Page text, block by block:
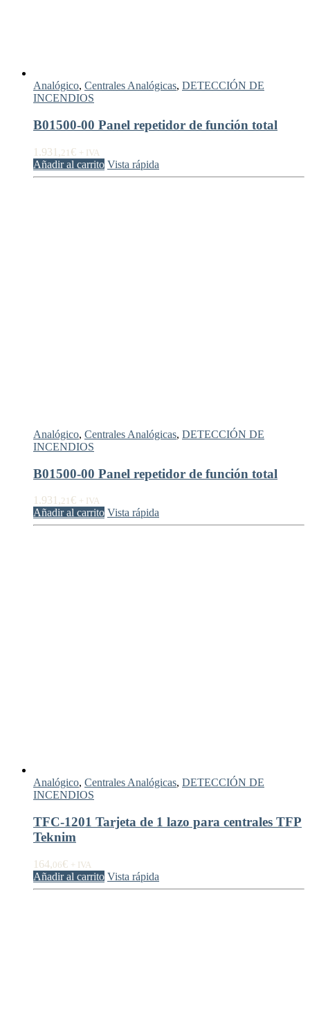
Analógico, Centrales Analógicas, DETECCIÓN DE
INCENDIOS
B01500-00 Panel repetidor de función total
1.931,21 € + IVA
Añadir al carrito Vista rápida
Analógico, Centrales Analógicas, DETECCIÓN DE
INCENDIOS
B01500-00 Panel repetidor de función total
1.931,21 € + IVA
Añadir al carrito Vista rápida
Analógico, Centrales Analógicas, DETECCIÓN DE
INCENDIOS
TFC-1201 Tarjeta de 1 lazo para centrales TFP
Teknim
164,06€ + IVA
Añadir al carrito Vista rápida